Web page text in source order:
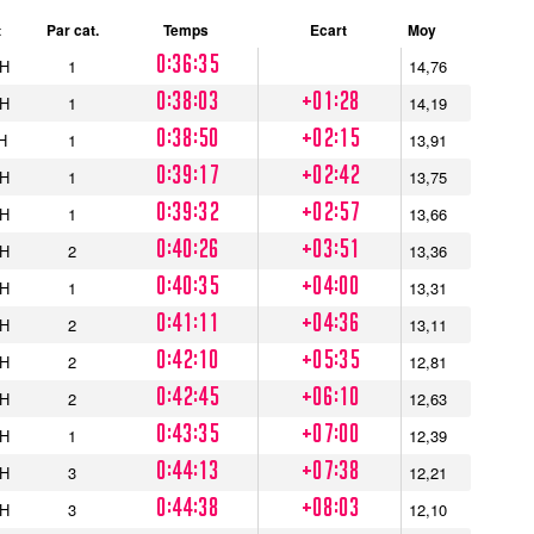
Par cat. Temps Ecart Moy
1 0:36:35
14,76
1 0:38:03 +01:28
14,19
1 0:38:50 +02:15
13,91
1 0:39:17 +02:42
13,75
1 0:39:32 +02:57
13,66
2 0:40:26 +03:51
13,36
1 0:40:35 +04:00
13,31
2 0:41:11 +04:36
13,11
2 0:42:10 +05:35
12,81
2 0:42:45 +06:10
12,63
1 0:43:35 +07:00
12,39
3 0:44:13 +07:38
12,21
3 0:44:38 +08:03 12,10